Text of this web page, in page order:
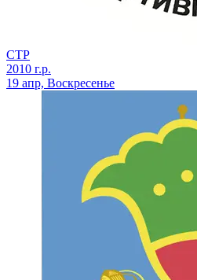
СТР
2010 г.р.
19 апр, Воскресенье